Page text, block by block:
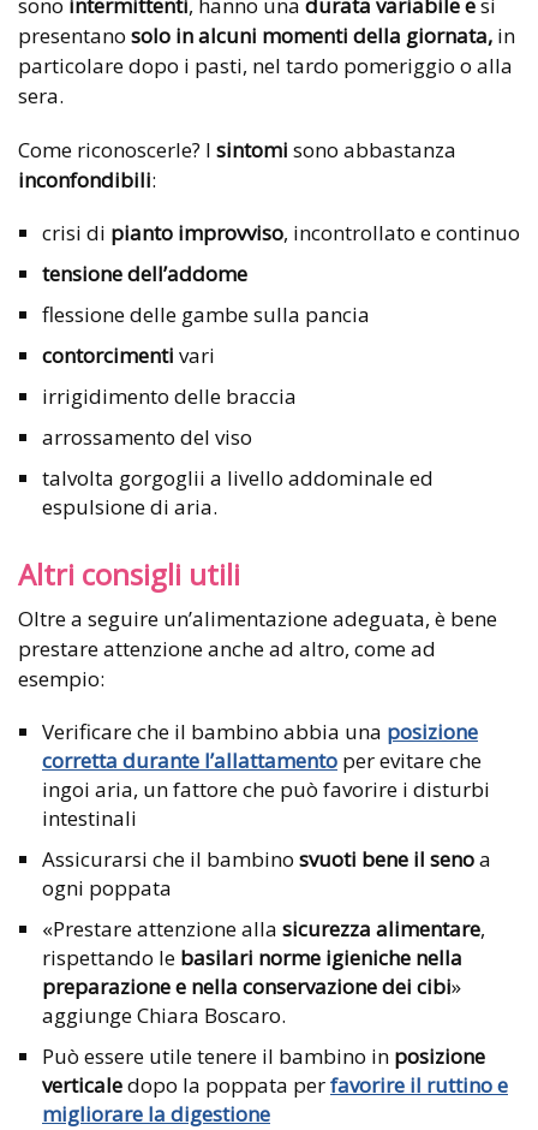
sono intermittenti, hanno una durata variabile esi
presentano solo in alcuni momenti della giornata, in
particolare dopo i pasti, nel tardo pomeriggio o alla
sera.
Come riconoscerle? I sintomi sono abbastanza
inconfondibili:
crisi di pianto improvviso, incontrollato e continuo
tensione dell’addome
flessione delle gambe sulla pancia
contorcimenti vari
irrigidimento delle braccia
arrossamento del viso
talvolta gorgoglii a livello addominale ed
espulsione di aria.
Altri consigli utili
Oltre a seguire un’alimentazione adeguata, è bene
prestare attenzione anche ad altro, come ad
esempio:
Verificare che il bambino abbia una posizione
corretta durante l’allattamento per evitare che
ingoi aria, un fattore che può favorire i disturbi
intestinali
Assicurarsi che il bambino svuoti bene il senoa
ogni poppata
«Prestare attenzione alla sicurezza alimentare,
rispettando le basilari norme igieniche nella
preparazione e nella conservazione dei cibi»
aggiunge Chiara Boscaro.
Può essere utile tenere il bambino in posizione
verticaledopo la poppata perfavorire il ruttino e
migliorare la digestione